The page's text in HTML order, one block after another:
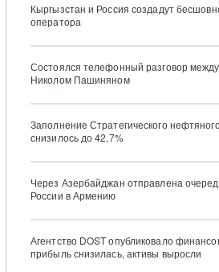
Кыргызстан и Россия создадут
оператора
Состоялся телефонный разговор
Николом Пашиняном
Заполнение Стратегического
снизилось до 42,7%
Через Азербайджан отправлена
России в Армению
Агентство DOST опубликовало
прибыль снизилась, активы выросли